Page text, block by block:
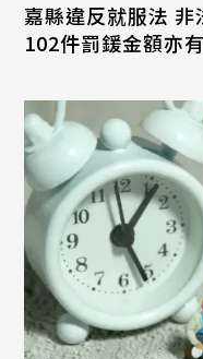
嘉縣違反就服法
102件罰鍰金額亦